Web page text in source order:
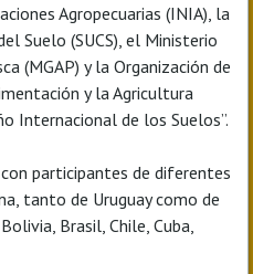
Agropecuarias (INIA), la
Suelo (SUCS), el Ministerio
(MGAP) y la Organización de
y la Agricultura
Internacional de los Suelos”.
participantes de diferentes
tanto de Uruguay como de
Brasil, Chile, Cuba,